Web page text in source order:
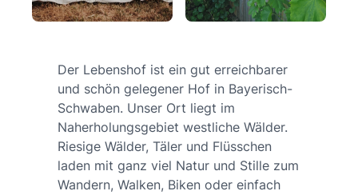
Der Lebenshof ist ein gut erreichbarer
und schön gelegener Hof in Bayerisch-
Schwaben. Unser Ort liegt im
Naherholungsgebiet westliche Wälder.
Riesige Wälder, Täler und Flüsschen
laden mit ganz viel Natur und Stille zum
Wandern, Walken, Biken oder einfach